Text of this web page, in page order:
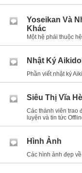
Yoseikan Và
Khác
Một hệ phái thuộc
Nhật Ký
Phần viết nhật ký
Siêu Thị Vĩa
Các thành viên trao
luyện và tin tức
Hình Ảnh
Các hình ảnh đẹp